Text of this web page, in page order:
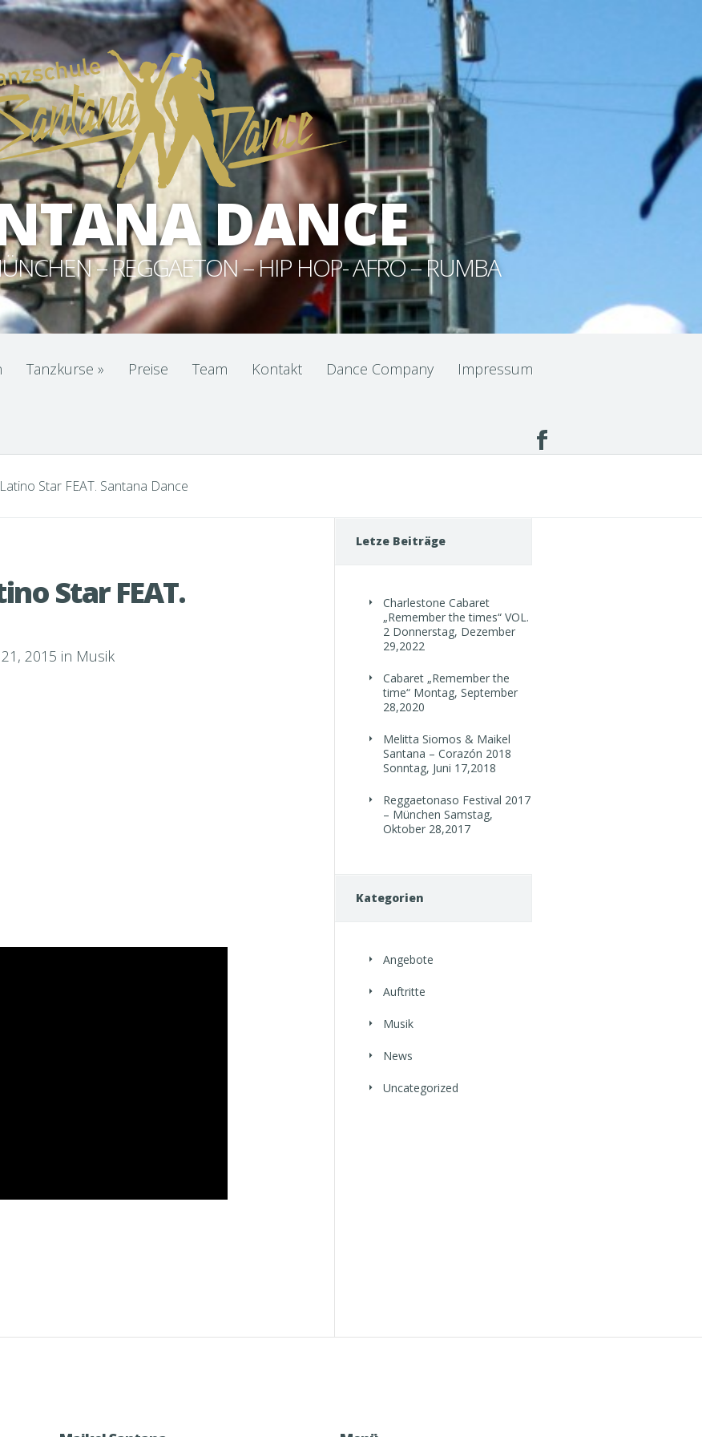
DANCE
– REGGAETON – HIP HOP- AFRO – RUMBA
Tanzkurse » Preise Team Kontakt Dance Company Impressum
Star FEAT. Santana Dance
Star FEAT.
2015 in Musik
Letze Beiträge
Charlestone Cabaret
„Remember the times“ VOL.
2 Donnerstag, Dezember
29,2022
Cabaret „Remember the
time“ Montag, September
28,2020
Melitta Siomos & Maikel
Santana – Corazón 2018
Sonntag, Juni 17,2018
Reggaetonaso Festival 2017
– München Samstag,
Oktober 28,2017
Kategorien
Angebote
Auftritte
Musik
News
Uncategorized